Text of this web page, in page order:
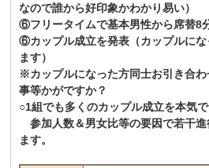
なので誰から好印象かわかり易い）
⑥フリータイムで基本男性から席替8
⑥カップル成立を発表（カップルにな
ます）
※カップルになった方同士お引き合
事等かがですか？
○1組でも多くのカップル成立を本気
参加人数＆男女比等の要因で若干進
ます。